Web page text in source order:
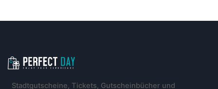
Footer-Navigation
Stadtgutscheine, Tickets, Gutscheinbücher und